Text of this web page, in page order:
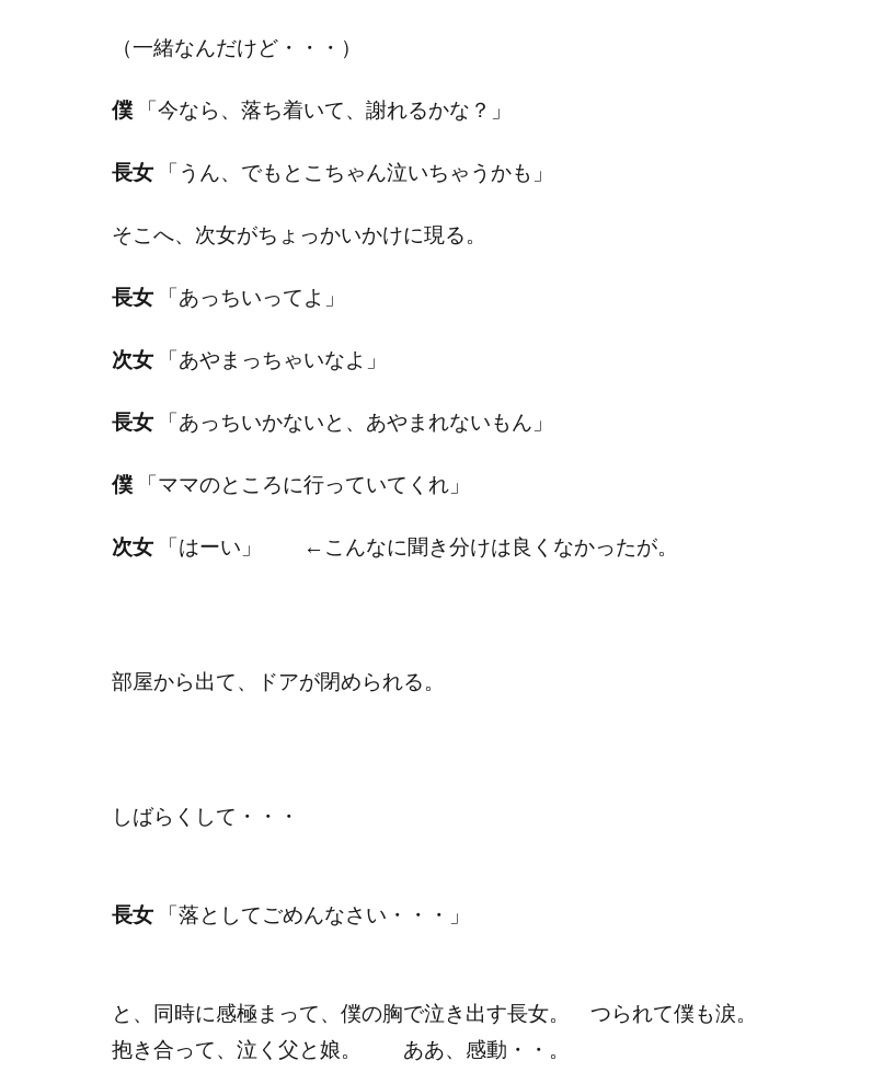
（一緒なんだけど・・・）
僕 「今なら、落ち着いて、謝れるかな？」
長女 「うん、でもとこちゃん泣いちゃうかも」
そこへ、次女がちょっかいかけに現る。
長女 「あっちいってよ」
次女 「あやまっちゃいなよ」
長女 「あっちいかないと、あやまれないもん」
僕 「ママのところに行っていてくれ」
次女 「はーい」 ←こんなに聞き分けは良くなかったが。
部屋から出て、ドアが閉められる。
しばらくして・・・
長女 「落としてごめんなさい・・・」
と、同時に感極まって、僕の胸で泣き出す長女。 つられて僕も涙。
抱き合って、泣く父と娘。 ああ、感動・・。